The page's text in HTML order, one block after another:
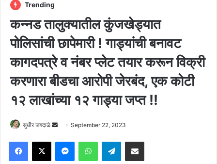
Trending
कन्नड तालुक्यातील कुंजखेड्यात
पोलिसांची छापेमारी ! गाड्यांची बनावट
कागदपत्रे व नंबर प्लेट तयार करून विक्री
करणारा बीडचा आरोपी जेरबंद, एक कोटी
१२ लाखांच्या १२ गाड्या जप्त !!
सुधीर जगदाळे
Send
email
September 22, 2023
Facebook
X MessengerWhatsAppTelegramShare via Email